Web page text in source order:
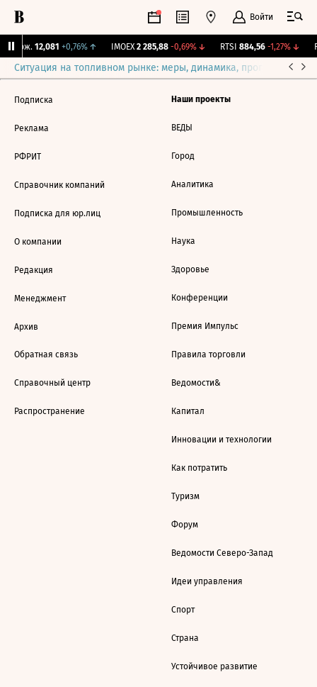
Войти
Бирж. 12,081 +0,76%↑ IMOEX 2 285,88 -0,69%↓ RTSI 884,56 -1,27%↓
Ситуация на топливном рынке: меры, динамика, прогнозы
Подписка
Реклама
РФРИТ
Справочник компаний
Подписка для юр.лиц
О компании
Редакция
Менеджмент
Архив
Обратная связь
Справочный центр
Распространение
Наши проекты
ВЕДЫ
Город
Аналитика
Промышленность
Наука
Здоровье
Конференции
Премия Импульс
Правила торговли
Ведомости&
Капитал
Инновации и технологии
Как потратить
Туризм
Форум
Ведомости Северо-Запад
Идеи управления
Спорт
Страна
Устойчивое развитие